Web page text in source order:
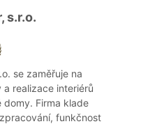
s.r.o.
se zaměřuje na
realizace interiérů
Firma klade
funkčnost